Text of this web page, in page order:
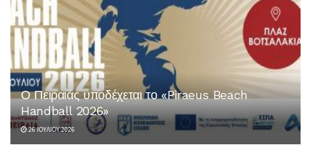
Ο Πειραιάς υποδέχεται το «Piraeus Beach
Handball 2026»
26 ΙΟΥΛΊΟΥ 2026